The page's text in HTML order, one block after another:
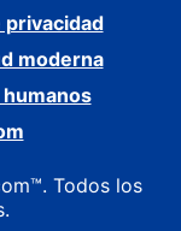
privacidad
moderna
Todos los